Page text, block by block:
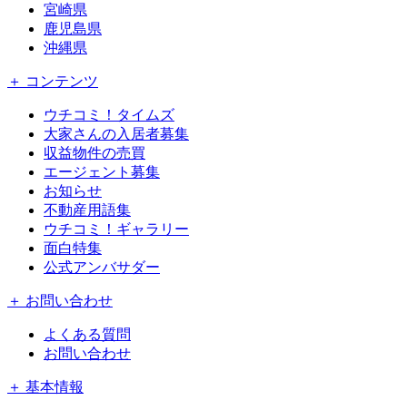
宮崎県
鹿児島県
沖縄県
＋ コンテンツ
ウチコミ！タイムズ
大家さんの入居者募集
収益物件の売買
エージェント募集
お知らせ
不動産用語集
ウチコミ！ギャラリー
面白特集
公式アンバサダー
＋ お問い合わせ
よくある質問
お問い合わせ
＋ 基本情報